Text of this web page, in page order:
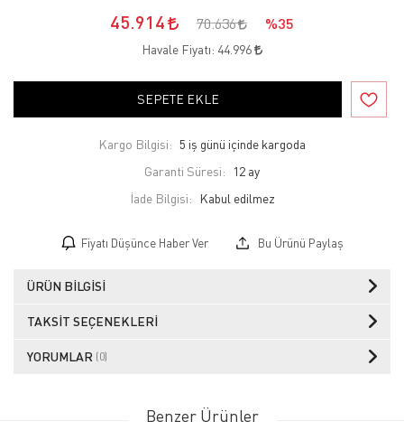
45.914 70.636 %35
Havale Fiyatı: 44.996
SEPETE EKLE
Kargo Bilgisi: 5 iş günü içinde kargoda
Garanti Süresi:
12 ay
İade Bilgisi:
Fiyatı Düşünce Haber Ver Bu Ürünü Paylaş
ÜRÜN BILGISI
TAKSIT SEÇENEKLERI
YORUMLAR (0)
Benzer Ürünler